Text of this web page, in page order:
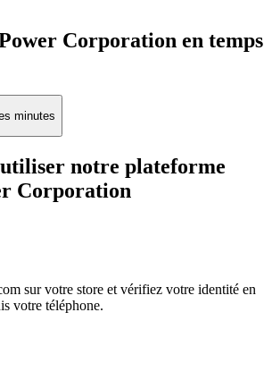
Corporation en temps
minutes
notre plateforme
Corporation
sur votre store et vérifiez votre identité en
votre téléphone.